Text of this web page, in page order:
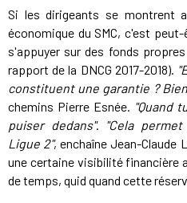
Si les dirigeants se montrent
économique du SMC, c'est
s'appuyer sur des fonds
rapport de la DNCG 2017-2018).
constituent une garantie ?
chemins Pierre Esnée. "Quand
puiser dedans". "Cela
Ligue 2", enchaîne Jean-Claude
une certaine visibilité financière
de temps, quid quand cette